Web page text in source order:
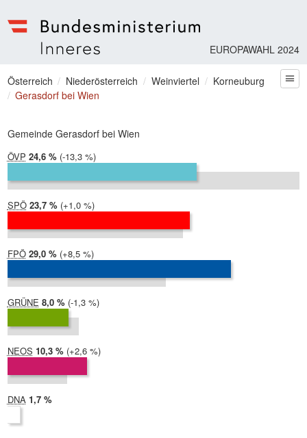
EUROPAWAHL 2024
Sie befinden sich hier
Österreich Niederösterreich Weinviertel
Korneuburg
Gerasdorf bei Wien
Gemeinde Gerasdorf bei Wien
ÖVP 2024:
24,6 %
2019:
37,9 %
Differenz:
-13,3 %
SPÖ 2024:
23,7 %
2019:
22,8 %
Differenz:
+1,0 %
FPÖ 2024:
29,0 %
2019:
20,5 %
Differenz:
+8,5 %
GRÜNE 2024:
8,0 %
2019:
9,3 %
Differenz:
-1,3 %
NEOS 2024:
10,3 %
2019:
7,8 %
Differenz:
+2,6 %
DNA 2024:
1,7 %